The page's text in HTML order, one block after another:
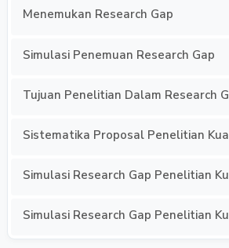
Menemukan Research Gap
Simulasi Penemuan Research Gap
Tujuan Penelitian Dalam Research
Sistematika Proposal Penelitian
Simulasi Research Gap Penelitian
Simulasi Research Gap Penelitian